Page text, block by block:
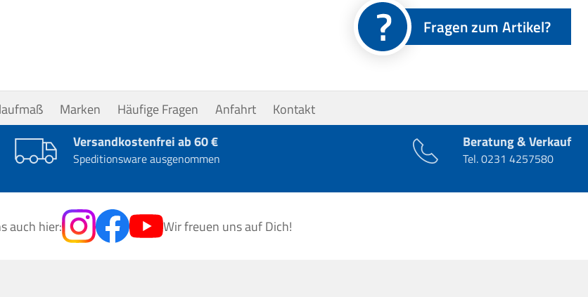
Fragen zum Artikel?
Marken Häufige Fragen Anfahrt
Kontakt
Versandkostenfrei ab 60 €
Speditionsware ausgenommen
Beratung & Verkauf
Tel.0231 4257580
auch hier: Wir freuen uns auf Dich!